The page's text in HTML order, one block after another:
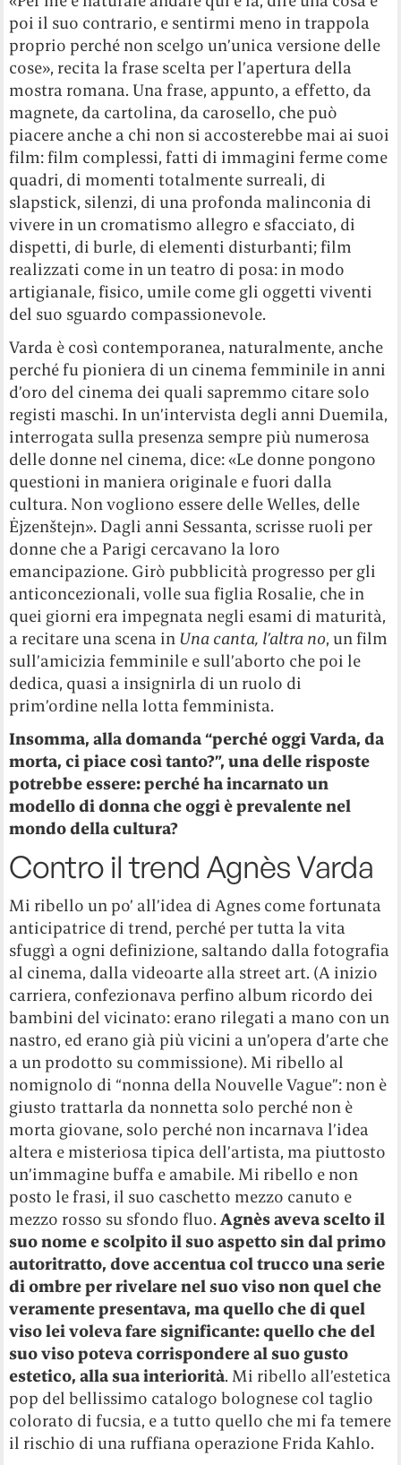
poi il suo contrario, e sentirmi meno in trappola
proprio perché non scelgo un’unica versione delle
cose», recita la frase scelta per l’apertura della
mostra romana. Una frase, appunto, a effetto, da
magnete, da cartolina, da carosello, che può
piacere anche a chi non si accosterebbe mai ai suoi
film: film complessi, fatti di immagini ferme come
quadri, di momenti totalmente surreali, di
slapstick, silenzi, di una profonda malinconia di
vivere in un cromatismo allegro e sfacciato, di
dispetti, di burle, di elementi disturbanti; film
realizzati come in un teatro di posa: in modo
artigianale, fisico, umile come gli oggetti viventi
del suo sguardo compassionevole.
Varda è così contemporanea, naturalmente, anche
perché fu pioniera di un cinema femminile in anni
d’oro del cinema dei quali sapremmo citare solo
registi maschi. In un’intervista degli anni Duemila,
interrogata sulla presenza sempre più numerosa
delle donne nel cinema, dice: «Le donne pongono
questioni in maniera originale e fuori dalla
cultura. Non vogliono essere delle Welles, delle
Ėjzenštejn». Dagli anni Sessanta, scrisse ruoli per
donne che a Parigi cercavano la loro
emancipazione. Girò pubblicità progresso per gli
anticoncezionali, volle sua figlia Rosalie, che in
quei giorni era impegnata negli esami di maturità,
a recitare una scena in Una canta, l’altra no, un film
sull’amicizia femminile e sull’aborto che poi le
dedica, quasi a insignirla di un ruolo di
prim’ordine nella lotta femminista.
Insomma, alla domanda “perché oggi Varda, da
morta, ci piace così tanto?”, una delle risposte
potrebbe essere: perché ha incarnato un
modello di donna che oggi è prevalente nel
mondo della cultura?
Contro il trend Agnès Varda
Mi ribello un po’ all’idea di Agnes come fortunata
anticipatrice di trend, perché per tutta la vita
sfuggì a ogni definizione, saltando dalla fotografia
al cinema, dalla videoarte alla street art. (A inizio
carriera, confezionava perfino album ricordo dei
bambini del vicinato: erano rilegati a mano con un
nastro, ed erano già più vicini a un’opera d’arte che
a un prodotto su commissione). Mi ribello al
nomignolo di “nonna della Nouvelle Vague”: non è
giusto trattarla da nonnetta solo perché non è
morta giovane, solo perché non incarnava l’idea
altera e misteriosa tipica dell’artista, ma piuttosto
un’immagine buffa e amabile. Mi ribello e non
posto le frasi, il suo caschetto mezzo canuto e
mezzo rosso su sfondo fluo.Agnès aveva scelto il
suo nome e scolpito il suo aspetto sin dal primo
autoritratto, dove accentua col trucco una serie
di ombre per rivelare nel suo viso non quel che
veramente presentava, ma quello che di quel
viso lei voleva fare significante: quello che del
suo viso poteva corrispondere al suo gusto
estetico, alla sua interiorità. Mi ribello all’estetica
pop del bellissimo catalogo bolognese col taglio
colorato di fucsia, e a tutto quello che mi fa temere
il rischio di una ruffiana operazione Frida Kahlo.